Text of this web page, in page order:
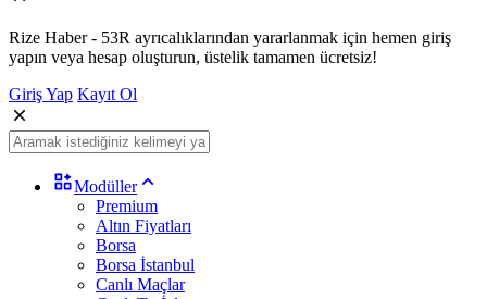
Rize Haber - 53R ayrıcalıklarından yararlanmak için hemen giriş
yapın veya hesap oluşturun, üstelik tamamen ücretsiz!
Giriş Yap Kayıt Ol
Modüller
Premium
Altın Fiyatları
Borsa
Borsa İstanbul
Canlı Maçlar